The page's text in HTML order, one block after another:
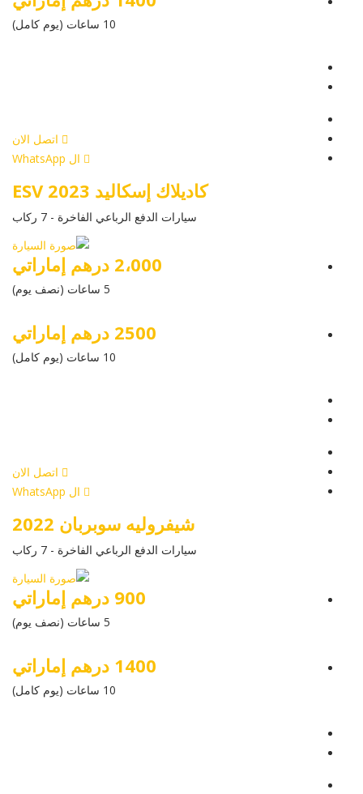
10 ساعات (يوم كامل)
اتصل الان
ال WhatsApp
كاديلاك إسكاليد ESV 2023
سيارات الدفع الرباعي الفاخرة - 7 ركاب
2،000 درهم إماراتي
5 ساعات (نصف يوم)
2500 درهم إماراتي
10 ساعات (يوم كامل)
اتصل الان
ال WhatsApp
شيفروليه سوبربان 2022
سيارات الدفع الرباعي الفاخرة - 7 ركاب
900 درهم إماراتي
5 ساعات (نصف يوم)
1400 درهم إماراتي
10 ساعات (يوم كامل)